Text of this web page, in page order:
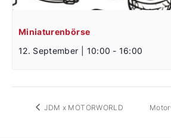
Miniaturenbörse
12. September | 10:00 - 16:00
JDM x MOTORWORLD